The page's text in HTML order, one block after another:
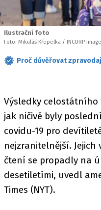
Ilustrační foto
Foto: Mikuláš Křepelka / INCORP
Proč důvěřovat
Výsledky celostátního
jak ničivé byly
covidu-19 pro
nejzranitelnější. Jejich
čtení se propadly na
desetiletími, uvedl
Times (NYT).